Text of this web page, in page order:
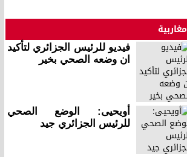
مغاربية
فيديو للرئيس الجزائري لتأكيد
ان وضعه الصحي بخير
أويحيى: الوضع الصحي
للرئيس الجزائري جيد